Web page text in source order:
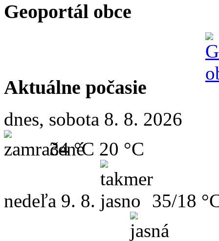
Geoportál obce
Aktuálne počasie
dnes, sobota 8. 8. 2026
34 °C 20 °C
nedeľa 9. 8. 35/18